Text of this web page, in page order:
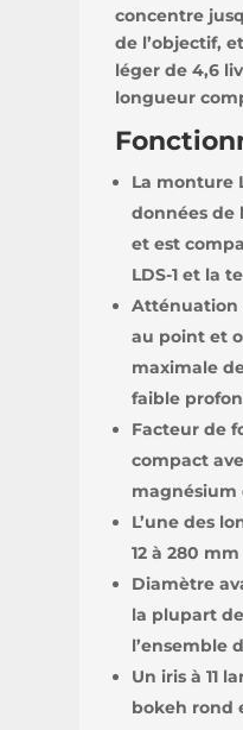
concentre
de l’objectif,
léger de 4,6
longueur
La monture
données de
et est
LDS-1 et la
Atténuation
au point et
maximale
faible
Facteur de
compact
L’une des
12 à 280 mm
Diamètre
la plupart
l’ensemble
Un iris à 11
bokeh rond